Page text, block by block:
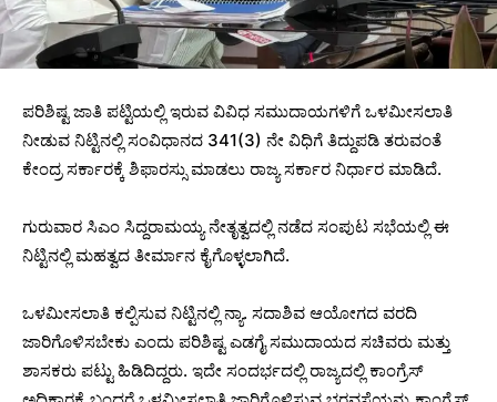
ಪರಿಶಿಷ್ಟ ಜಾತಿ ಪಟ್ಟಿಯಲ್ಲಿ ಇರುವ ವಿವಿಧ ಸಮುದಾಯಗಳಿಗೆ ಒಳಮೀಸಲಾತಿ
ನೀಡುವ ನಿಟ್ಟಿನಲ್ಲಿ ಸಂವಿಧಾನದ 341(3) ನೇ ವಿಧಿಗೆ ತಿದ್ದುಪಡಿ ತರುವಂತೆ
ಕೇಂದ್ರ ಸರ್ಕಾರಕ್ಕೆ ಶಿಫಾರಸ್ಸು ಮಾಡಲು ರಾಜ್ಯ ಸರ್ಕಾರ ನಿರ್ಧಾರ ಮಾಡಿದೆ.
ಗುರುವಾರ ಸಿಎಂ ಸಿದ್ದರಾಮಯ್ಯ ನೇತೃತ್ವದಲ್ಲಿ ನಡೆದ ಸಂಪುಟ ಸಭೆಯಲ್ಲಿ ಈ
ನಿಟ್ಟಿನಲ್ಲಿ ಮಹತ್ವದ ತೀರ್ಮಾನ ಕೈಗೊಳ್ಳಲಾಗಿದೆ.
ಒಳಮೀಸಲಾತಿ ಕಲ್ಪಿಸುವ ನಿಟ್ಟಿನಲ್ಲಿ ನ್ಯಾ. ಸದಾಶಿವ ಆಯೋಗದ ವರದಿ
ಜಾರಿಗೊಳಿಸಬೇಕು ಎಂದು ಪರಿಶಿಷ್ಟ ಎಡಗೈ ಸಮುದಾಯದ ಸಚಿವರು ಮತ್ತು
ಶಾಸಕರು ಪಟ್ಟು ಹಿಡಿದಿದ್ದರು. ಇದೇ ಸಂದರ್ಭದಲ್ಲಿ ರಾಜ್ಯದಲ್ಲಿ ಕಾಂಗ್ರೆಸ್